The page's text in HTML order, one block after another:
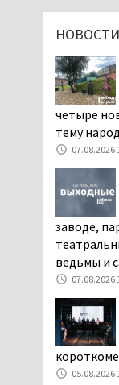
заявили,
покусала
06.08.2026
06.08.2026
ребёнка в
Нижнего
05.08.2026
«Упырь»
четыре
тему
07.08.2026
заводе,
ведьмы и
07.08.2026
05.08.2026